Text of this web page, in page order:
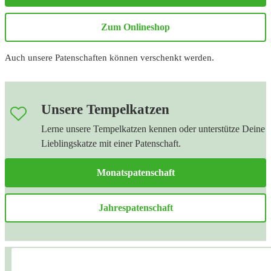
Zum Onlineshop
Auch unsere Patenschaften können verschenkt werden.
Unsere Tempelkatzen
Lerne unsere Tempelkatzen kennen oder unterstütze Deine
Lieblingskatze mit einer Patenschaft.
Monatspatenschaft
Jahrespatenschaft